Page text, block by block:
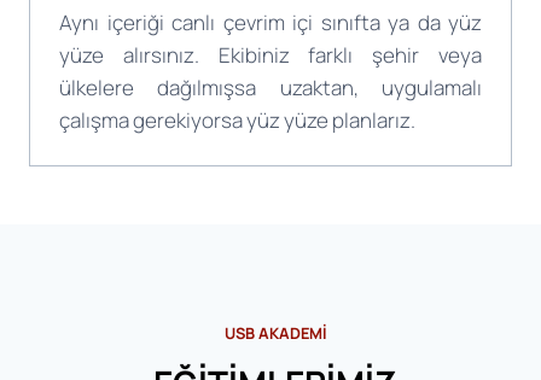
Aynı içeriği canlı çevrim içi sınıfta ya da yüz
yüze alırsınız. Ekibiniz farklı şehir veya
ülkelere dağılmışsa uzaktan, uygulamalı
çalışma gerekiyorsa yüz yüze planlarız.
USB AKADEMİ